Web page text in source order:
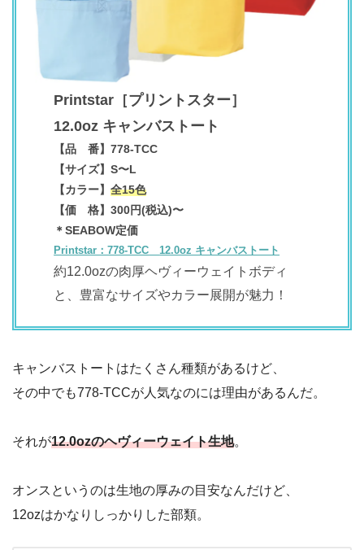
Printstar ［プリントスター］
12.0oz キャンバストート
【品 番】778-TCC
【サイズ】S〜L
【カラー】全15色
【価 格】300円(税込)〜
＊SEABOW定価
Printstar：778-TCC 12.0oz キャンバストート
約12.0ozの肉厚ヘヴィーウェイトボディ
と、豊富なサイズやカラー展開が魅力！
キャンバストートはたくさん種類があるけど、
その中でも778-TCCが人気なのには理由があるんだ。
それが12.0ozのヘヴィーウェイト生地。
オンスというのは生地の厚みの目安なんだけど、
12ozはかなりしっかりした部類。